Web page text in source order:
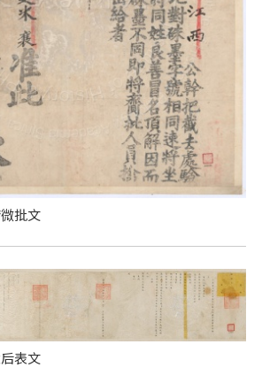
批文
表文